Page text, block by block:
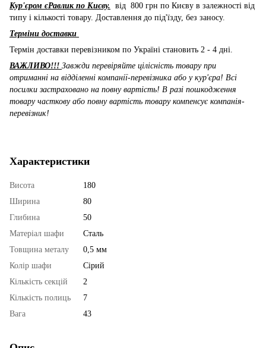
Кур'єром єРавлик по Києву. від 800 грн по Києву в залежності від
типу і кількості товару. Доставлення до під'їзду, без заносу.
Терміни доставки
Термін доставки перевізником по Україні становить 2 - 4 дні.
ВАЖЛИВО!!! Завжди перевіряйте цілісність товару при
отриманні на відділенні компанії-перевізника або у кур'єра! Всі
посилки застраховано на повну вартість! В разі пошкодження
товару часткову або повну вартість товару компенсує компанія-
перевізник!
Характеристики
Висота
180
Ширина
80
Глибина
50
Матеріал шафи
Сталь
Товщина металу
0,5 мм
Колір шафи
Сірий
Кількість секцій
2
Кількість полиць
7
Вага
43